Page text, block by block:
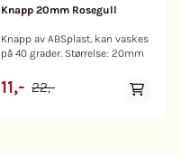
Knapp 20mm Rosegull
Knapp av ABSplast, kan vaskes
på 40 grader. Størrelse: 20mm
11,- 22,-